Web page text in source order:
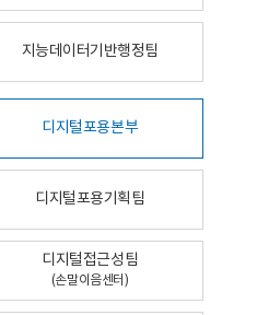
지능데이터기반행정팀
디지털포용본부
디지털포용기획팀
디지털접근성팀
(손말이음센터)